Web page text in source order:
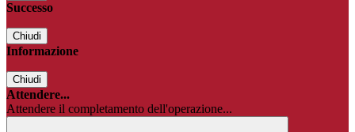
Successo
Chiudi
Informazione
Chiudi
Attendere...
Attendere il completamento dell'operazione...